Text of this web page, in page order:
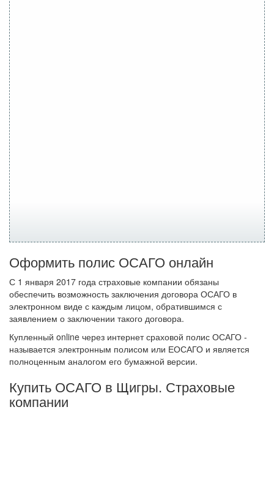
Оформить полис ОСАГО онлайн
С 1 января 2017 года страховые компании обязаны
обеспечить возможность заключения договора ОСАГО в
электронном виде с каждым лицом, обратившимся с
заявлением о заключении такого договора.
Купленный online через интернет сраховой полис ОСАГО -
называется электронным полисом или ЕОСАГО и является
полноценным аналогом его бумажной версии.
Купить ОСАГО в Щигры. Страховые
компании